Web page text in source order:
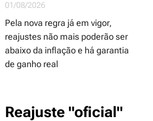
01/08/2026
Pela nova regra já em vigor,
reajustes não mais poderão ser
abaixo da inflação e há garantia
de ganho real
Reajuste "oficial"